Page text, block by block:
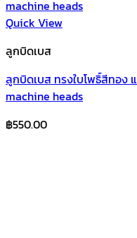
Quick View
ลูกบิดเบส
ลูกบิดเบส ทรงใบโพธิ์สีทอง
machine heads
฿550.00